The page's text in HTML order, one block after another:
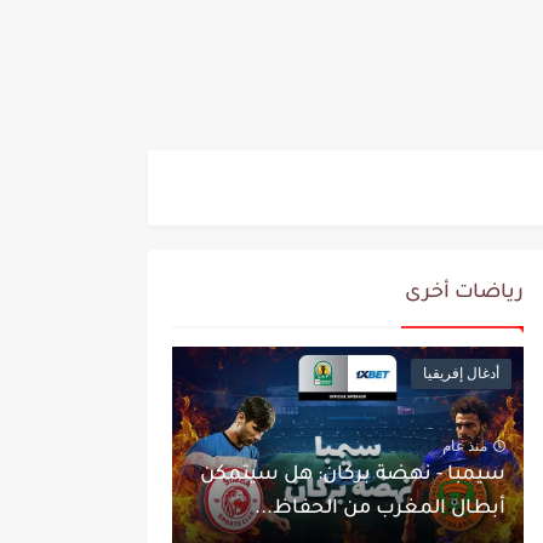
رياضات أخرى
أدغال إفريقيا
منذ عام
سيمبا - نهضة بركان: هل سيتمكن
أبطال المغرب من الحفاظ...